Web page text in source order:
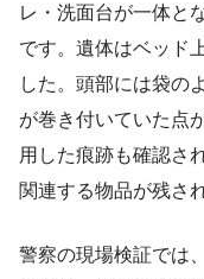
レ・洗面台が一体と
です。遺体はベッド
した。頭部には袋の
が巻き付いていた点
用した痕跡も確認さ
関連する物品が残さ
警察の現場検証では